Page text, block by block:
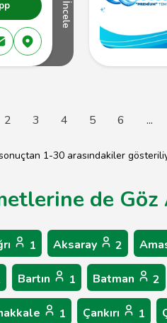
İncele
2 3 4 5 6 ...
1-30 arasındakiler
de
1 Aksaray 2
Bartın 1 Batman 2
1 Çankırı 1